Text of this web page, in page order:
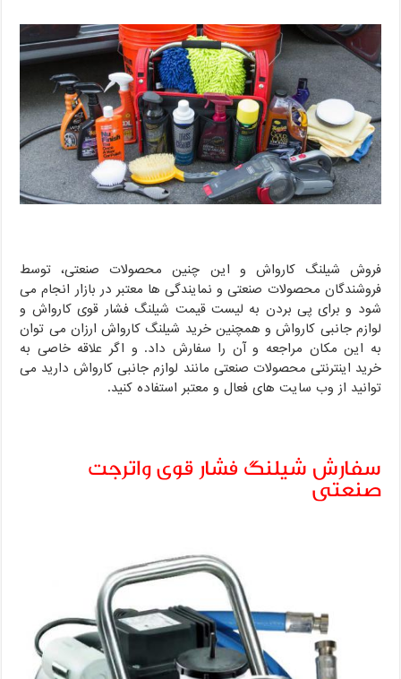
فروش شیلنگ کارواش و این چنین محصولات صنعتی، توسط
فروشندگان محصولات صنعتی و نمایندگی ها معتبر در بازار انجام می
شود و برای پی بردن به لیست قیمت شیلنگ فشار قوی کارواش و
لوازم جانبی کارواش و همچنین خرید شیلنگ کارواش ارزان می توان
به این مکان مراجعه و آن را سفارش داد. و اگر علاقه خاصی به
خرید اینترنتی محصولات صنعتی مانند لوازم جانبی کارواش دارید می
توانید از وب سایت های فعال و معتبر استفاده کنید.
سفارش شیلنگ فشار قوی واترجت
صنعتی